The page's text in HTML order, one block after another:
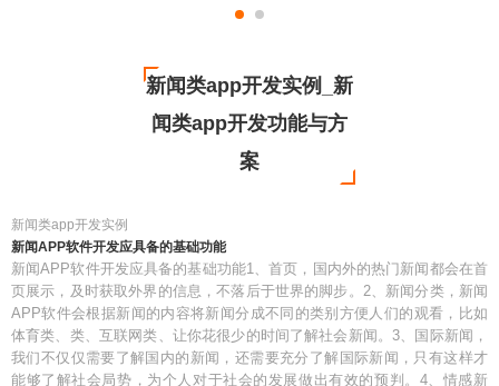
新闻类app开发实例_新
闻类app开发功能与方
案
新闻类app开发实例
新闻APP软件开发应具备的基础功能
新闻APP软件开发应具备的基础功能1、首页，国内外的热门新闻都会在首
页展示，及时获取外界的信息，不落后于世界的脚步。2、新闻分类，新闻
APP软件会根据新闻的内容将新闻分成不同的类别方便人们的观看，比如
体育类、类、互联网类、让你花很少的时间了解社会新闻。3、国际新闻，
我们不仅仅需要了解国内的新闻，还需要充分了解国际新闻，只有这样才
能够了解社会局势，为个人对于社会的发展做出有效的预判。4、情感新